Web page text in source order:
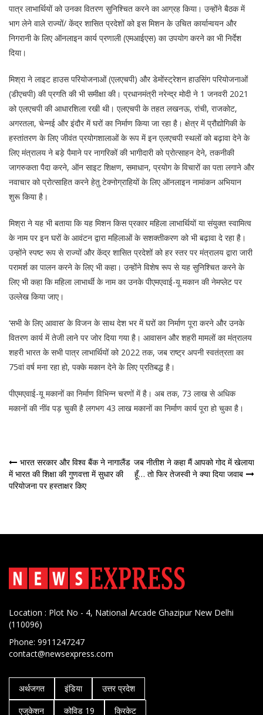
पात्र लाभार्थियों को उनका वितरण सुनिश्चित करने का आग्रह किया। उन्होंने बैठक में
भाग लेने वाले राज्यों/ केंद्र शासित प्रदेशों को इस मिशन के उचित कार्यान्वयन और
निगरानी के लिए ऑनलाइन कार्य प्रणाली (एमआईएस) का उपयोग करने का भी निर्देश
दिया।
मिश्रा ने लाइट हाउस परियोजनाओं (एलएचपी) और डेमोंस्ट्रेशन हाउसिंग परियोजनाओं
(डीएचपी) की प्रगति की भी समीक्षा की। प्रधानमंत्री नरेन्द्र मोदी ने 1 जनवरी 2021
को एलएचपी की आधारशिला रखी थी। एलएचपी के तहत लखनऊ, रांची, राजकोट,
अगरतला, चेन्नई और इंदौर में घरों का निर्माण किया जा रहा है। क्षेत्र में प्रौद्योगिकी के
हस्तांतरण के लिए जीवंत प्रयोगशालाओं के रूप में इन एलएचपी स्थलों को बढ़ावा देने के
लिए मंत्रालय ने बड़े पैमाने पर नागरिकों की भागीदारी को प्रोत्साहन देने, तकनीकी
जागरुकता पैदा करने, ऑन साइट शिक्षण, समाधान, प्रयोग के विचारों का पता लगाने और
नवाचार को प्रोत्साहित करने हेतु टेक्नोग्राहियों के लिए ऑनलाइन नामांकन अभियान
शुरू किया है।
मिश्रा ने यह भी बताया कि यह मिशन किस प्रकार महिला लाभार्थियों या संयुक्त स्वामित्व
के नाम पर इन घरों के आवंटन द्वारा महिलाओं के सशक्तीकरण को भी बढ़ावा दे रहा है।
उन्होंने स्पष्ट रूप से राज्यों और केंद्र शासित प्रदेशों को हर स्तर पर मंत्रालय द्वारा जारी
परामर्श का पालन करने के लिए भी कहा। उन्होंने विशेष रूप से यह सुनिश्चित करने के
लिए भी कहा कि महिला लाभार्थी के नाम का उनके पीएमएवाई-यू मकान की नेमप्लेट पर
उल्लेख किया जाए।
‘सभी के लिए आवास’ के विजन के साथ देश भर में घरों का निर्माण पूरा करने और उनके
वितरण कार्य में तेजी लाने पर जोर दिया गया है। आवासन और शहरी मामलों का मंत्रालय
शहरी भारत के सभी पात्र लाभार्थियों को 2022 तक, जब राष्ट्र अपनी स्वतंत्रता का
75वां वर्ष मना रहा हो, पक्के मकान देने के लिए प्रतिबद्ध है।
पीएमएवाई-यू मकानों का निर्माण विभिन्न चरणों में है। अब तक, 73 लाख से अधिक
मकानों की नींव पड़ चुकी है लगभग 43 लाख मकानों का निर्माण कार्य पूरा हो चुका है।
पोस्ट
नेविगेशन
भारत सरकार और विश्व बैंक ने नागालैंड
में भारत की शिक्षा की गुणवत्ता में सुधार की
परियोजना पर हस्ताक्षर किए
जब नीतीश ने कहा मैं आपको गोद में खेलाया
हूँ… तो फिर तेजस्वी ने क्या दिया जवाब
Location : Plot No - 4, National Arcade Ghazipur New Delhi
(110096)
Phone: 9911247247
contact@newsexpress.com
अर्थजगत इंडिया
उत्तर प्रदेश
एजुकेशन
कोविड 19 क्रिकेट